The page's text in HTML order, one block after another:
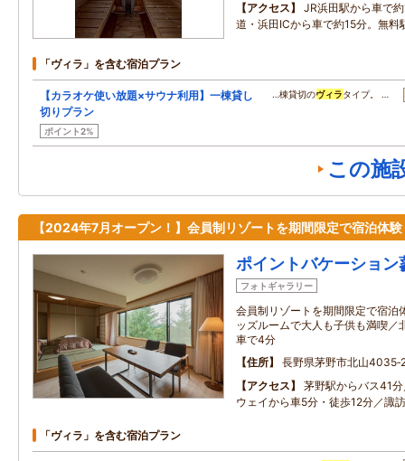
アクセス
JR浜田駅から車で
道・浜田ICから車で約15分。無料
「ヴィラ」を含む宿泊プラン
【カラオケ使い放題×サウナ利用】一棟貸し
切りプラン
ポイント2%
…棟貸切のヴィラタイプ。 …
この施
【2024年7月オープン！】会員制リゾートを期間限定で宿泊体験
ポイントバケーション
フォトギャラリー
会員制リゾートを期間限定で宿泊
ッズルームで大人も子供も満喫／
車で4分
住所
長野県茅野市北山
アクセス
茅野駅からバス41
ウェイから車5分・徒歩12分／諏
「ヴィラ」を含む宿泊プラン